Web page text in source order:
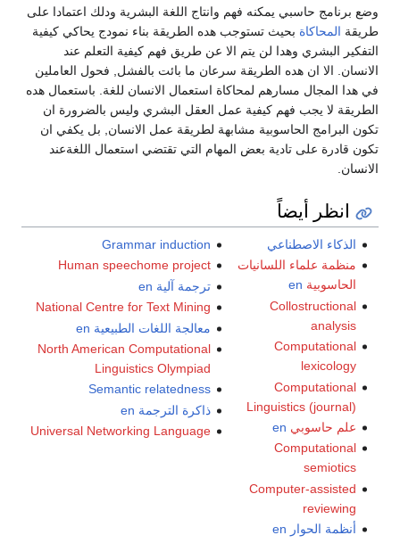
وضع برنامج حاسبي يمكنه فهم وانتاج اللغة البشرية ودلك اعتمادا على
طريقة المحاكاة بحيث تستوجب هده الطريقة بناء نمودج يحاكي كيفية
التفكير البشري وهدا لن يتم الا عن طريق فهم كيفية التعلم عند
الانسان. الا ان هده الطريقة سرعان ما بائت بالفشل, فحول العاملين
في هدا المجال مسارهم لمحاكاة استعمال الانسان للغة. باستعمال هده
الطريقة لا يجب فهم كيفية عمل العقل البشري وليس بالضرورة ان
تكون البرامج الحاسوبية مشابهة لطريقة عمل الانسان, بل يكفي ان
تكون قادرة على تادية بعض المهام التي تقتضي استعمال اللغةعند
الانسان.
انظر أيضاً
الذكاء الاصطناعي
منظمة علماء اللسانيات
الحاسوبية en
Collostructional
analysis
Computational
lexicology
Computational
Linguistics (journal)
علم حاسوبي en
Computational
semiotics
Computer-assisted
reviewing
أنظمة الحوار en
Grammar induction
Human speechome project
ترجمة آلية en
National Centre for Text Mining
معالجة اللغات الطبيعية en
North American Computational
Linguistics Olympiad
Semantic relatedness
ذاكرة الترجمة en
Universal Networking Language